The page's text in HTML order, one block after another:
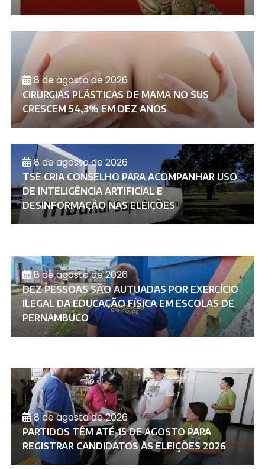
8 de agosto de 2026
CIRURGIAS PLÁSTICAS DE MAMA NO SUS
CRESCEM 54,3% EM DEZ ANOS
8 de agosto de 2026
TSE CRIA CONSELHO PARA ACOMPANHAR USO
DE INTELIGÊNCIA ARTIFICIAL E
DESINFORMAÇÃO NAS ELEIÇÕES
8 de agosto de 2026
DEZ PESSOAS SÃO AUTUADAS POR EXERCÍCIO
ILEGAL DA EDUCAÇÃO FÍSICA EM ESCOLAS DE
PERNAMBUCO
8 de agosto de 2026
PARTIDOS TÊM ATÉ 15 DE AGOSTO PARA
REGISTRAR CANDIDATOS ÀS ELEIÇÕES 2026